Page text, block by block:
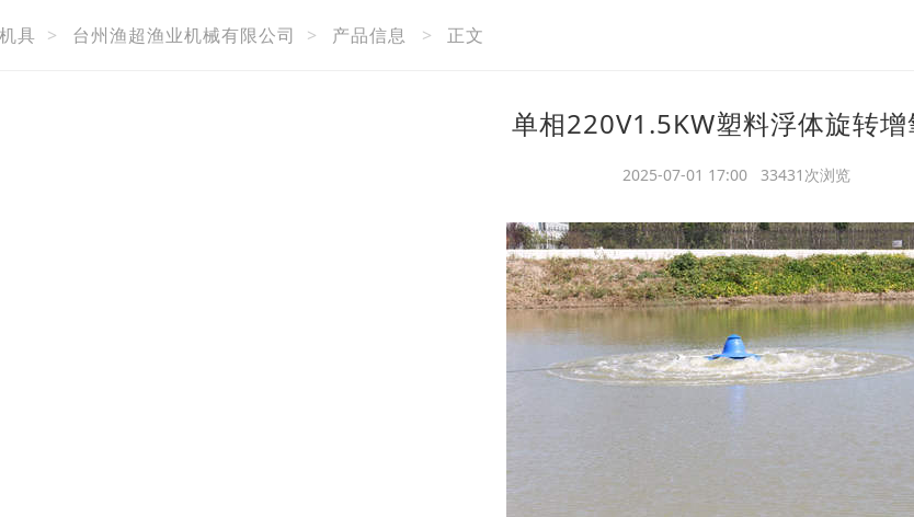
具 > 台州渔超渔业机械有限公司 > 产品信息 > 正文
单相220V1.5KW塑料浮体旋转增
2025-07-01 17:00 33431次浏览